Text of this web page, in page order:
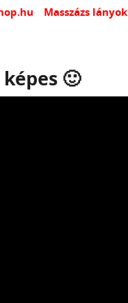
Masszázs lányok
🙂